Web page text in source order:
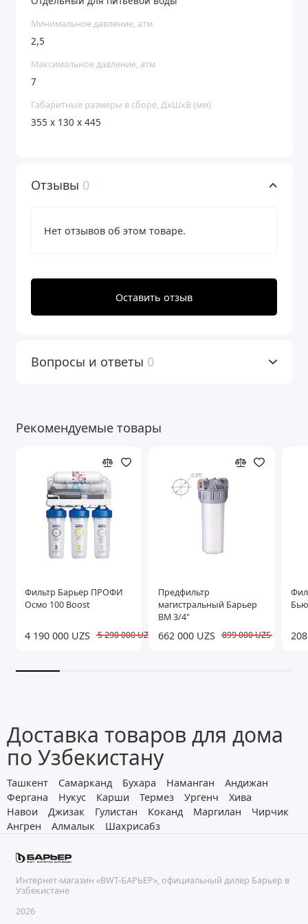
помогает уберечь планету от нескольких сотен
килограмм пластика.
Минимальное давление, атм
2,5
Максимальное давление, атм
7
Габаритные размеры в сборе, ДхШхВ (мм)
355 х 130 х 445
Отзывы 0
Нет отзывов об этом товаре.
Оставить отзыв
Вопросы и ответы 0
Рекомендуемые товары
Фильтр Барьер ПРОФИ
Осмо 100 Boost
4 190 000 UZS 5 290 000 UZS
Предфильтр
магистральный Барьер
ВМ 3/4"
662 000 UZS 899 000 UZS
Доставка товаров для дома
по Узбекистану
Ташкент Самарканд Бухара Наманган
Андижан
Фергана
Нукус Карши Термез Ургенч
Хива
Навои
Джизак Гулистан Коканд Маргилан
Чирчик
Ангрен
Алмалык Шахрисабз
Интернет-магазин «BWT-БАРЬЕР», официальный дилер Барьер в
Узбекистане
2026